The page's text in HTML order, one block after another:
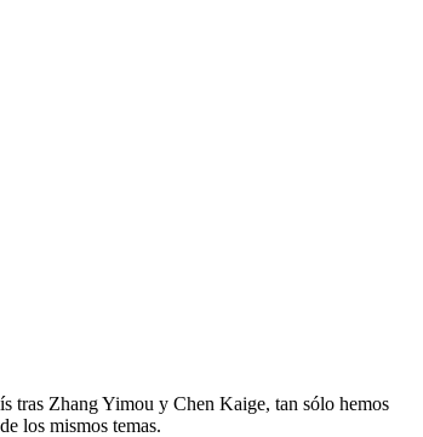
tras Zhang Yimou y Chen Kaige, tan sólo hemos
los mismos temas.